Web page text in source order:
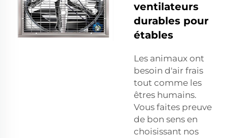
ventilateurs
durables pour
étables
Les animaux ont
besoin d'air frais
tout comme les
êtres humains.
Vous faites preuve
de bon sens en
choisissant nos